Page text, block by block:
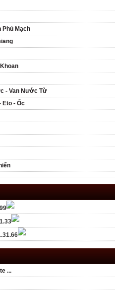
Phủ Mạch
- Van Nước Từ
Eto - Ốc
...